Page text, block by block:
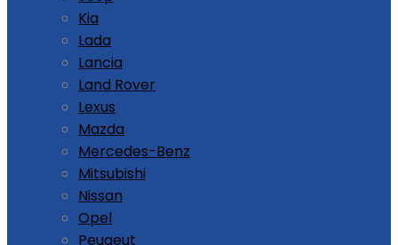
Kia
Lada
Lancia
Land Rover
Lexus
Mazda
Mercedes-Benz
Mitsubishi
Nissan
Opel
Peugeut